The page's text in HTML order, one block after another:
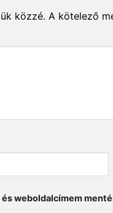
közzé. A kötelező
weboldalcímem